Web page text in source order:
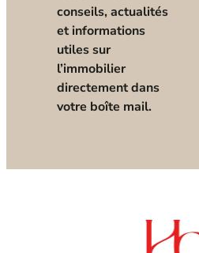
conseils, actualités
et informations
utiles sur
l’immobilier
directement dans
votre boîte mail.